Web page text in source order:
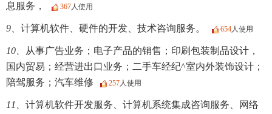
息服务，
367人使用
9、 计算机软件、硬件的开发、技术咨询服务。 654人使用
10、
从事广告业务；电子产品的销售；印刷包装制品设计，
国内贸易；经营进出口业务；二手车经纪^室内外装饰设计；
陪驾服务；汽车维修
257人使用
11、 计算机软件开发服务、计算机系统集成咨询服务、网络